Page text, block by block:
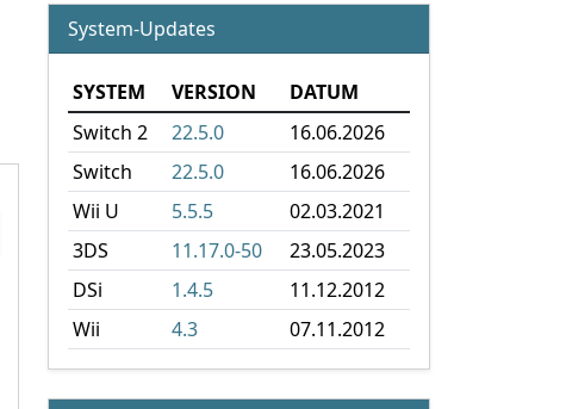
System-Updates
SYSTEM VERSION
DATUM
Switch 2
22.5.0
16.06.2026
Switch
22.5.0
16.06.2026
Wii U
5.5.5
02.03.2021
3DS
11.17.0-50
23.05.2023
DSi
1.4.5
11.12.2012
Wii
4.3 07.11.2012